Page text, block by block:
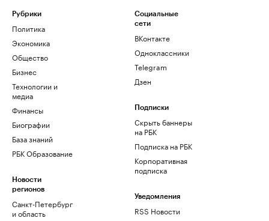
Рубрики
Политика
Экономика
Общество
Бизнес
Технологии и
медиа
Финансы
Биографии
База знаний
РБК Образование
Новости
регионов
Санкт-Петербург
и область
Социальные
сети
ВКонтакте
Одноклассники
Telegram
Дзен
Подписки
Скрыть баннеры
на РБК
Подписка на РБК
Корпоративная
подписка
Уведомления
RSS Новости